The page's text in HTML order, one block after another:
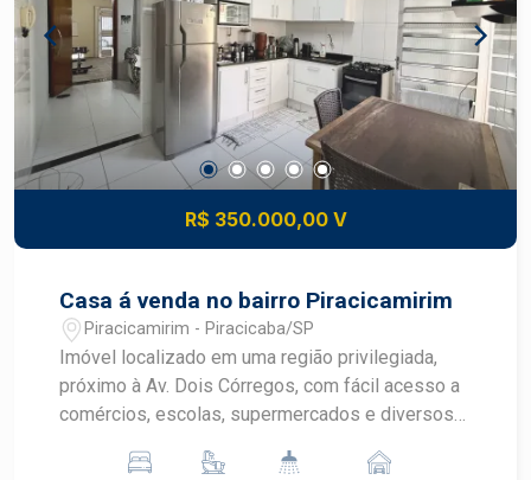
R$ 350.000,00 V
Casa á venda no bairro Piracicamirim
Piracicamirim - Piracicaba/SP
Imóvel localizado em uma região privilegiada,
próximo à Av. Dois Córregos, com fácil acesso a
comércios, escolas, supermercados e diversos
85,50 m² de construção, distribuídos em